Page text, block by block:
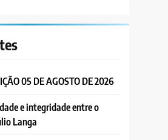
05 DE AGOSTO DE 2026
e integridade entre o
Langa